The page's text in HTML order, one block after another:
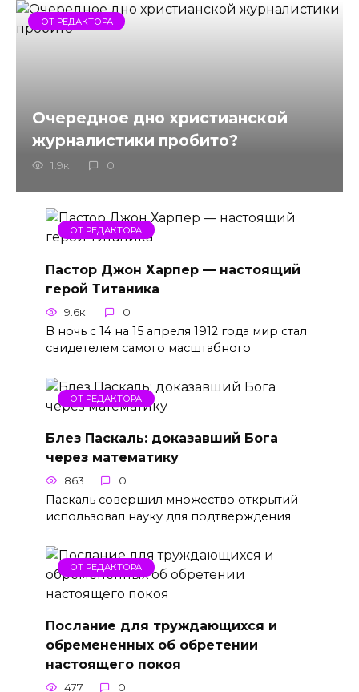
ОТ РЕДАКТОРА
Очередное дно христианской
журналистики пробито?
1.9к. 0
ОТ РЕДАКТОРА
Пастор Джон Харпер — настоящий
герой Титаника
9.6к. 0
В ночь с 14 на 15 апреля 1912 года мир стал
свидетелем самого масштабного
ОТ РЕДАКТОРА
Блез Паскаль: доказавший Бога
через математику
863 0
Паскаль совершил множество открытий
использовал науку для подтверждения
ОТ РЕДАКТОРА
Послание для труждающихся и
обремененных об обретении
настоящего покоя
477 0